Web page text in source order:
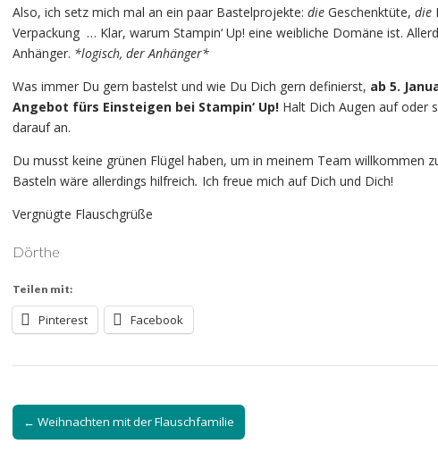
Also, ich setz mich mal an ein paar Bastelprojekte: dieGeschenktüte, die
Verpackung … Klar, warum Stampin‘ Up! eine weibliche Domäne ist.
Anhänger. *logisch, der Anhänger*
Was immer Du gern bastelst und wie Du Dich gern definierst, ab 5.
Angebot fürs Einsteigen bei Stampin‘ Up!Halt Dich Augen auf oder
darauf an.
Du musst keine grünen Flügel haben, um in meinem Team willkommen
Basteln wäre allerdings hilfreich. Ich freue mich auf Dich und Dich!
Vergnügte Flauschgrüße
Dörthe
Teilen mit:
Pinterest Facebook
Post
navigation
← Weihnachten mit der Flauschfamilie